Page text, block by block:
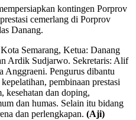
kontingen Porprov
cemerlang di Porprov
Danang.
Semarang, Ketua: Danang
Ardik Sudjarwo. Sekretaris: Alif
Anggraeni. Pengurus dibantu
pembinaan prestasi
kesehatan dan doping,
dan humas. Selain itu bidang
dan perlengkapan. (Aji)